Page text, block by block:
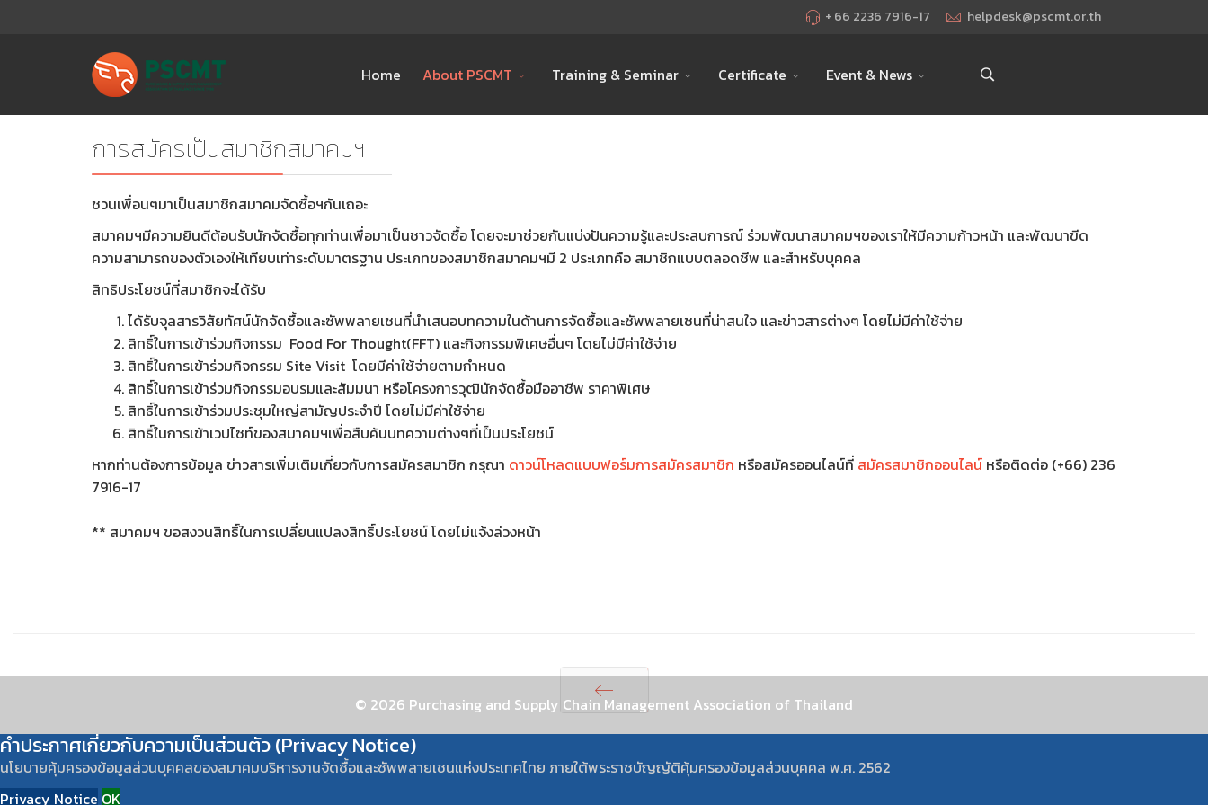
+ 66 2236 7916-17 helpdesk@pscmt.or.th
Home About PSCMT Training & Seminar Certificate Event & News
การสมัครเป็นสมาชิกสมาคมฯ
ชวนเพื่อนๆมาเป็นสมาชิกสมาคมจัดซื้อฯกันเถอะ
สมาคมฯมีความยินดีต้อนรับนักจัดซื้อทุกท่านเพื่อมาเป็นชาวจัดซื้อ โดยจะมาช่วยกันแบ่งปันความรู้และประสบการณ์ ร่วมพัฒนาสมาคมฯของเราให้มีความก้าวหน้า และพัฒนาขีด
ความสามารถของตัวเองให้เทียบเท่าระดับมาตรฐาน ประเภทของสมาชิกสมาคมฯมี 2 ประเภทคือ สมาชิกแบบตลอดชีพ และสำหรับบุคคล
สิทธิประโยชน์ที่สมาชิกจะได้รับ
ได้รับจุลสารวิสัยทัศน์นักจัดซื้อและซัพพลายเชนที่นำเสนอบทความในด้านการจัดซื้อและซัพพลายเชนที่น่าสนใจ และข่าวสารต่างๆ โดยไม่มีค่าใช้จ่าย
สิทธิ์ในการเข้าร่วมกิจกรรม Food For Thought(FFT) และกิจกรรมพิเศษอื่นๆ โดยไม่มีค่าใช้จ่าย
สิทธิ์ในการเข้าร่วมกิจกรรม Site Visit โดยมีค่าใช้จ่ายตามกำหนด
สิทธิ์ในการเข้าร่วมกิจกรรมอบรมและสัมมนา หรือโครงการวุฒินักจัดซื้อมืออาชีพ ราคาพิเศษ
สิทธิ์ในการเข้าร่วมประชุมใหญ่สามัญประจำปี โดยไม่มีค่าใช้จ่าย
สิทธิ์ในการเข้าเวปไซท์ของสมาคมฯเพื่อสืบค้นบทความต่างๆที่เป็นประโยชน์
หากท่านต้องการข้อมูล ข่าวสารเพิ่มเติมเกี่ยวกับการสมัครสมาชิก กรุณา ดาวน์โหลดแบบฟอร์มการสมัครสมาชิก หรือสมัครออนไลน์ที่ สมัครสมาชิกออนไลน์ หรือติดต่อ (+66) 236
7916-17
** สมาคมฯ ขอสงวนสิทธิ์ในการเปลี่ยนแปลงสิทธิ์ประโยชน์ โดยไม่แจ้งล่วงหน้า
Prev
© 2026 Purchasing and Supply Chain Management Association of Thailand
คำประกาศเกี่ยวกับความเป็นส่วนตัว (Privacy Notice)
นโยบายคุ้มครองข้อมูลส่วนบุคคลของสมาคมบริหารงานจัดซื้อและซัพพลายเชนแห่งประเทศไทย ภายใต้พระราชบัญญัติคุ้มครองข้อมูลส่วนบุคคล พ.ศ. 2562
Privacy Notice OK